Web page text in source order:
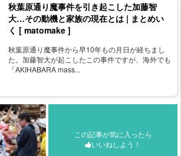
秋葉原通り魔事件を引き起こした加藤智
大…その動機と家族の現在とは | まとめい
く [ matomake ]
秋葉原通り魔事件から早10年もの月日が経ちまし
た。加藤智大が起こしたこの事件ですが、海外でも
「AKIHABARA mass...
この記事が気に入ったら
いいねしよう！